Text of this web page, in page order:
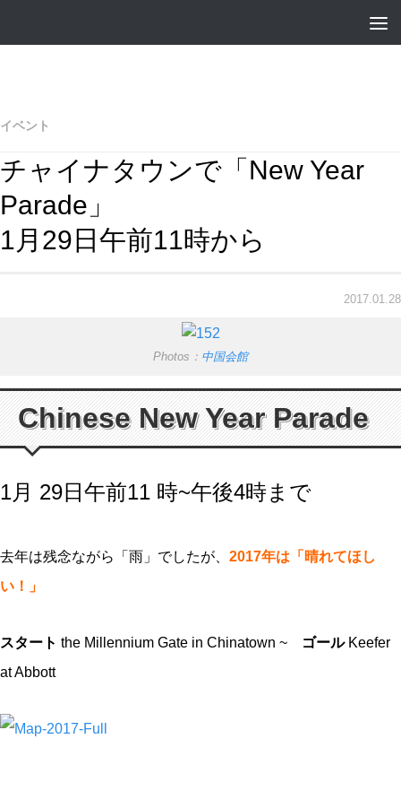
イベント
チャイナタウンで「New Year
Parade」
1月29日午前11時から
2017.01.28
Photos： 中国会館
Chinese New Year Parade
1月 29日午前11 時~午後4時まで
去年は残念ながら「雨」でしたが、 2017年は「晴れてほし
い！」
スタート the Millennium Gate in Chinatown ~ ゴール Keefer
at Abbott